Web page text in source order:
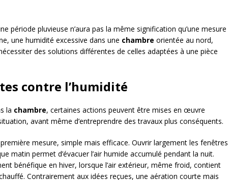
période pluvieuse n’aura pas la même signification qu’une mesure
une humidité excessive dans une chambre orientée au nord,
des solutions différentes de celles adaptées à une pièce
contre l’humidité
la chambre, certaines actions peuvent être mises en œuvre
avant même d’entreprendre des travaux plus conséquents.
mesure, simple mais efficace. Ouvrir largement les fenêtres
matin permet d’évacuer l’air humide accumulé pendant la nuit.
bénéfique en hiver, lorsque l’air extérieur, même froid, contient
Contrairement aux idées reçues, une aération courte mais